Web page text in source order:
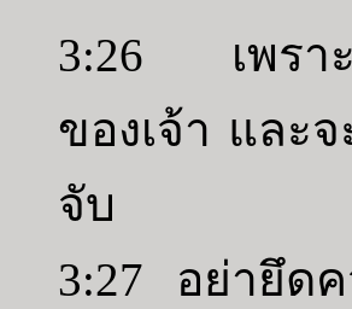
3:26 เพราะ
ของเจ้า และ
จับ
3:27 อย่ายึด